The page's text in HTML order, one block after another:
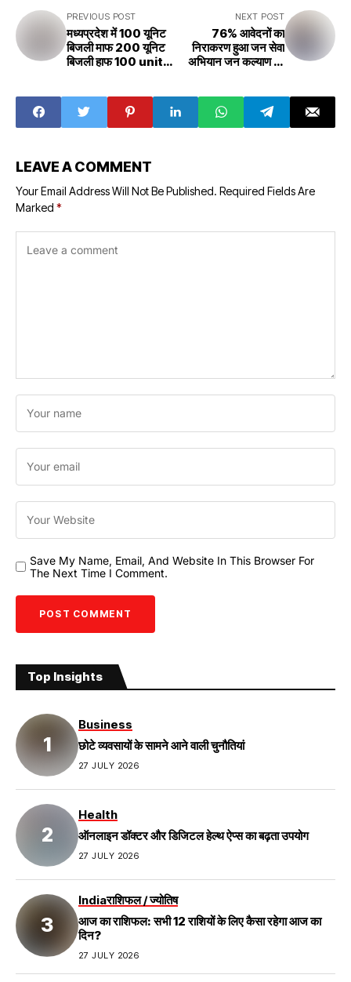
PREVIOUS POST
मध्यप्रदेश में 100 यूनिट
बिजली माफ 200 यूनिट
बिजली हाफ 100 units
Pradesh, 200
units electricity
half Kamal Nath's
announcement
NEXT POST
76% आवेदनों का
निराकरण हुआ जन सेवा
अभियान जन कल्याण का
applications have
been resolved,
public service
- Chief Minister
LEAVE A COMMENT
Your Email Address Will Not Be Published. Required Fields Are
Marked *
Save My Name, Email, And Website In This Browser For
The Next Time I Comment.
Top Insights
Business
छोटे व्यवसायों के सामने आने वाली चुनौतियां
27 JULY 2026
Health
ऑनलाइन डॉक्टर और डिजिटल हेल्थ ऐप्स का बढ़ता उपयोग
27 JULY 2026
Indiaराशिफल / ज्योतिष
आज का राशिफल: सभी 12 राशियों के लिए कैसा रहेगा आज का
दिन?
27 JULY 2026